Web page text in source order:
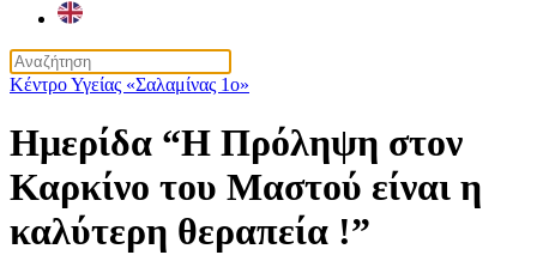
Κέντρο Υγείας «Σαλαμίνας 1ο»
Ημερίδα “Η Πρόληψη στον
Καρκίνο του Μαστού είναι η
καλύτερη θεραπεία !”